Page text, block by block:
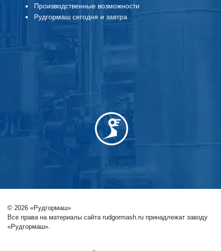
Производственные возможности
Рудгормаш сегодня и завтра
© 2026 «Рудгормаш»
Все права на материалы сайта rudgormash.ru принадлежат заводу
«Рудгормаш».